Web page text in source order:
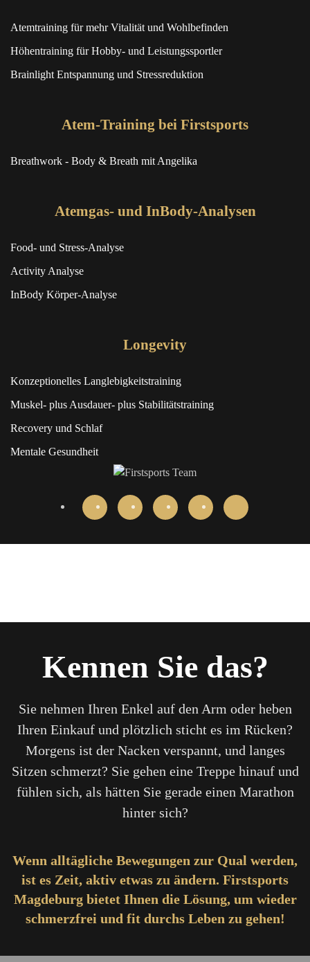
Atemtraining für mehr Vitalität und Wohlbefinden
Höhentraining für Hobby- und Leistungssportler
Brainlight Entspannung und Stressreduktion
Atem-Training bei Firstsports
Breathwork - Body & Breath mit Angelika
Atemgas- und InBody-Analysen
Food- und Stress-Analyse
Activity Analyse
InBody Körper-Analyse
Longevity
Konzeptionelles Langlebigkeitstraining
Muskel- plus Ausdauer- plus Stabilitätstraining
Recovery und Schlaf
Mentale Gesundheit
Kennen Sie das?
Sie nehmen Ihren Enkel auf den Arm oder heben
Ihren Einkauf und plötzlich sticht es im Rücken?
Morgens ist der Nacken verspannt, und langes
Sitzen schmerzt? Sie gehen eine Treppe hinauf und
fühlen sich, als hätten Sie gerade einen Marathon
hinter sich?
Wenn alltägliche Bewegungen zur Qual werden,
ist es Zeit, aktiv etwas zu ändern. Firstsports
Magdeburg bietet Ihnen die Lösung, um wieder
schmerzfrei und fit durchs Leben zu gehen!